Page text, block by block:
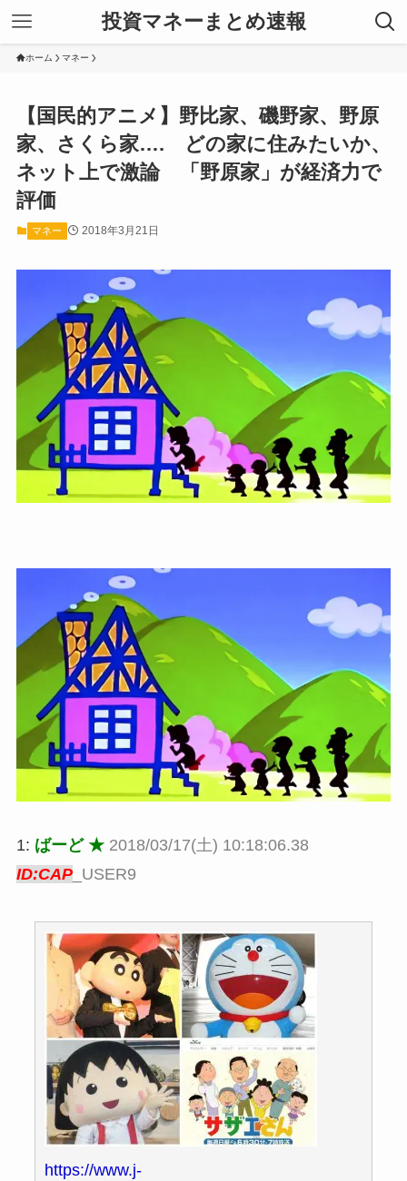
投資マネーまとめ速報
ホーム マネー
【国民的アニメ】野比家、磯野家、野原
家、さくら家…. どの家に住みたいか、
ネット上で激論 「野原家」が経済力で
評価
マネー 2018年3月21日
1: ばーど ★ 2018/03/17(土) 10:18:06.38
ID:CAP_USER9
https://www.j-